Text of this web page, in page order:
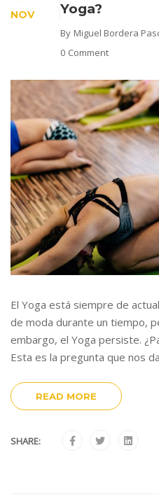
NOV
Yoga?
By Miguel Bordera
0 Comment
El Yoga está siempre de
de moda durante un tiempo,
embargo, el Yoga persiste.
Esta es la pregunta que nos
READ MORE
SHARE: